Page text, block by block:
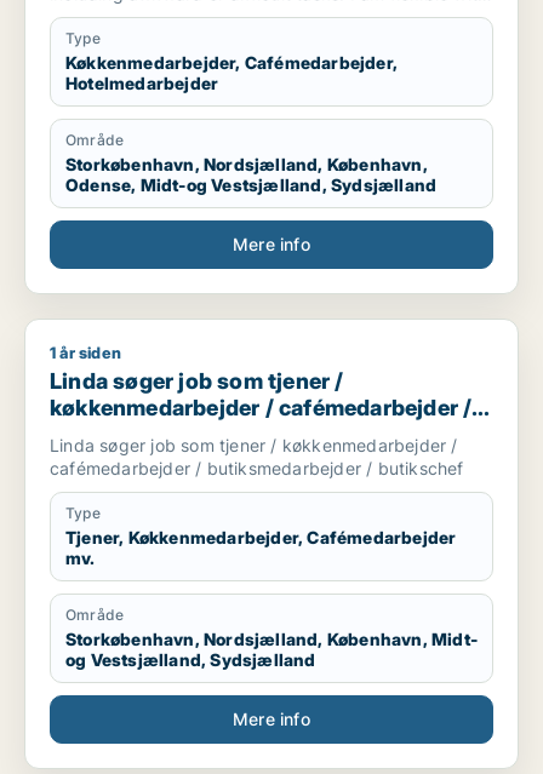
working hours and responsibilities. I work hard, learn
quickly, and always do my best to support my team
and help others with respect and care.
Type
Køkkenmedarbejder, Cafémedarbejder,
Hotelmedarbejder
Område
Storkøbenhavn, Nordsjælland, København,
Odense, Midt-og Vestsjælland, Sydsjælland
Mere info
Linda søger job som tjener / køkkenmedarbejder /
1 år siden
Linda søger job som tjener /
køkkenmedarbejder / cafémedarbejder /
butiksmedarbejder / butikschef
Linda søger job som tjener / køkkenmedarbejder /
cafémedarbejder / butiksmedarbejder / butikschef
Type
Tjener, Køkkenmedarbejder, Cafémedarbejder
mv.
Område
Storkøbenhavn, Nordsjælland, København, Midt-
og Vestsjælland, Sydsjælland
Mere info